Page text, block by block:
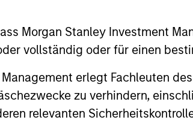
Morgan Stanley Investment
vollständig oder für einen
erlegt Fachleuten
zu verhindern,
relevanten
trends, market
PRESS RELEASE
Million Debt
Bridgepointe
Morgan Stanley
announced today